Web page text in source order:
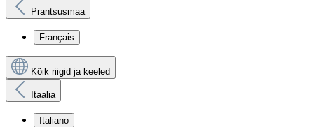
Prantsusmaa
Français
Kõik riigid ja keeled
Itaalia
Italiano